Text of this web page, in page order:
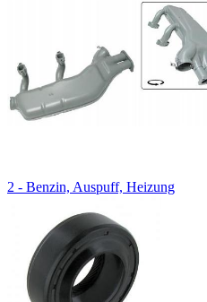
2 - Benzin, Auspuff, Heizung